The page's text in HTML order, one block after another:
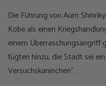
Die Führung von Aum
Kobe als einen
einem Überraschungsangriff
fügten hinzu, die Stadt sei
Versuchskaninchen“.